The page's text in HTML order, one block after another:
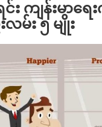
ကျန်းမာရေ
မ်း ၅ မျိုး